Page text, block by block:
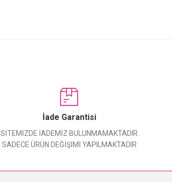
Yorum Yaz
İade Garantisi
SİTEMİZDE İADEMİZ BULUNMAMAKTADIR
SADECE ÜRÜN DEĞİŞİMİ YAPILMAKTADIR